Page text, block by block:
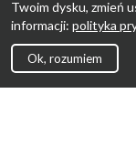
Twoim dysku, zmień
informacji: polityka
Ok, rozumiem